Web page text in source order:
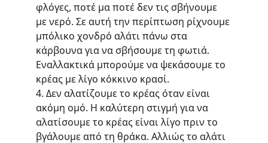
φλόγες, ποτέ μα ποτέ δεν τις σβήνουμε
με νερό. Σε αυτή την περίπτωση ρίχνουμε
μπόλικο χονδρό αλάτι πάνω στα
κάρβουνα για να σβήσουμε τη φωτιά.
Εναλλακτικά μπορούμε να ψεκάσουμε το
κρέας με λίγο κόκκινο κρασί.
4. Δεν αλατίζουμε το κρέας όταν είναι
ακόμη ομό. Η καλύτερη στιγμή για να
αλατίσουμε το κρέας είναι λίγο πριν το
βγάλουμε από τη θράκα. Αλλιώς το αλάτι